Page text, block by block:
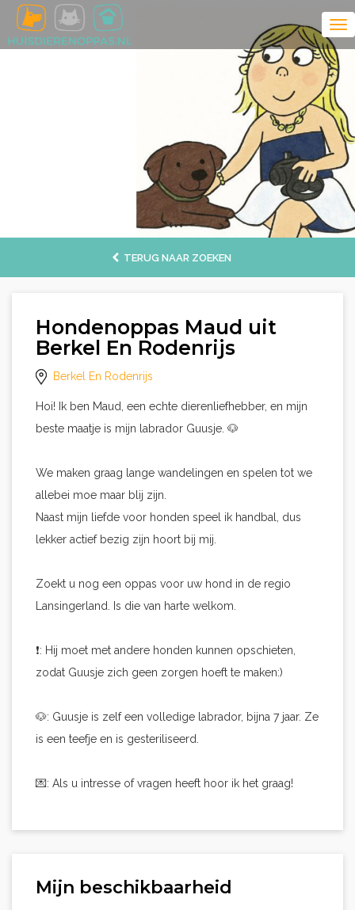
TERUG NAAR ZOEKEN
Hondenoppas Maud uit
Berkel En Rodenrijs
Berkel En Rodenrijs
Hoi! Ik ben Maud, een echte dierenliefhebber, en mijn
beste maatje is mijn labrador Guusje. 🐶
We maken graag lange wandelingen en spelen tot we
allebei moe maar blij zijn.
Naast mijn liefde voor honden speel ik handbal, dus
lekker actief bezig zijn hoort bij mij.
Zoekt u nog een oppas voor uw hond in de regio
Lansingerland. Is die van harte welkom.
❗️: Hij moet met andere honden kunnen opschieten,
zodat Guusje zich geen zorgen hoeft te maken:)
🐶: Guusje is zelf een volledige labrador, bijna 7 jaar. Ze
is een teefje en is gesteriliseerd.
💌: Als u intresse of vragen heeft hoor ik het graag!
Mijn beschikbaarheid